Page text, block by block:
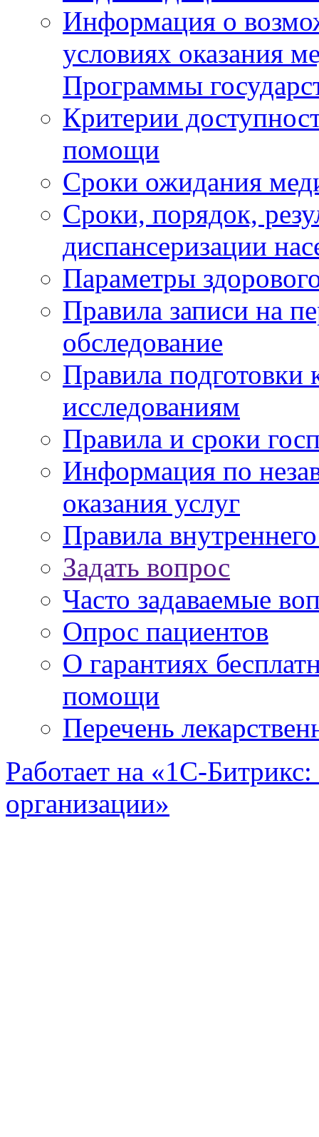
Информация о
условиях оказания
Программы
Критерии
помощи
Сроки ожидания
Сроки, порядок,
диспансеризации
Параметры
Правила записи на
обследование
Правила подготовки
исследованиям
Правила и сроки
Информация по
оказания услуг
Правила
Задать вопрос
Часто задаваемые
Опрос пациентов
О гарантиях
помощи
Перечень
Работает на «1С-
организации»